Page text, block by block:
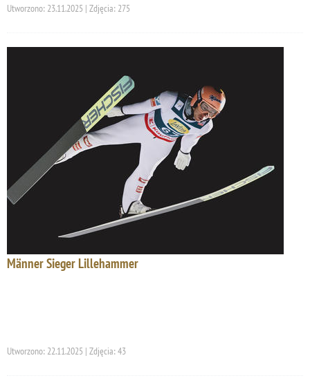
Utworzono: 23.11.2025 | Zdjęcia: 275
Männer Sieger Lillehammer
Utworzono: 22.11.2025 | Zdjęcia: 43